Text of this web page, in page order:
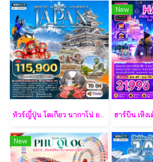
ทัวร์ญี่ปุ่น โตเกียว นากาโน่ ยามานาชิ 7 วัน - TG
New
New